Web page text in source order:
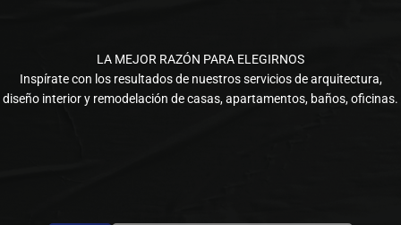
LA MEJOR RAZÓN PARA ELEGIRNOS
Inspírate con los resultados de nuestros servicios de arquitectura,
diseño interior y remodelación de casas, apartamentos, baños, oficinas.